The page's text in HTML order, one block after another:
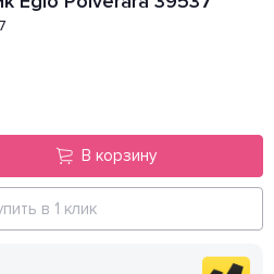
В корзину
в 1 клик